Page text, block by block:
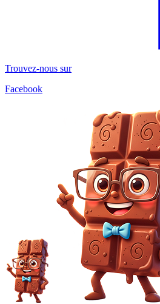
Trouvez-nous sur
Facebook